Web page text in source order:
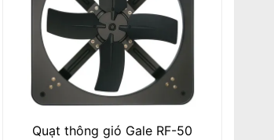
Quạt thông gió Gale RF-50